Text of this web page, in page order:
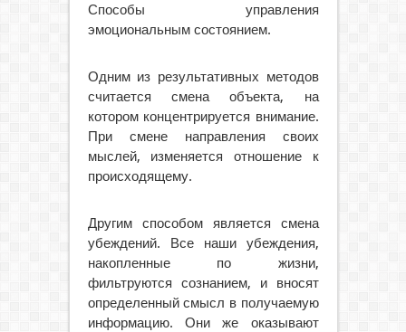
Способы управления
эмоциональным состоянием.
Одним из результативных методов
считается смена объекта, на
котором концентрируется внимание.
При смене направления своих
мыслей, изменяется отношение к
происходящему.
Другим способом является смена
убеждений. Все наши убеждения,
накопленные по жизни,
фильтруются сознанием, и вносят
определенный смысл в получаемую
информацию. Они же оказывают